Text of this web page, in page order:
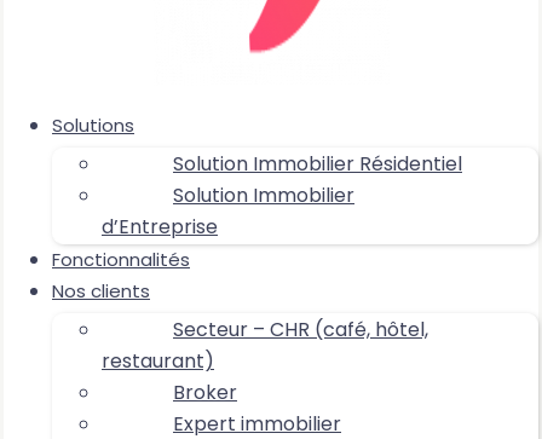
Solutions
Solution Immobilier Résidentiel
Solution Immobilier
d’Entreprise
Fonctionnalités
Nos clients
Secteur – CHR (café, hôtel,
restaurant)
Broker
Expert immobilier